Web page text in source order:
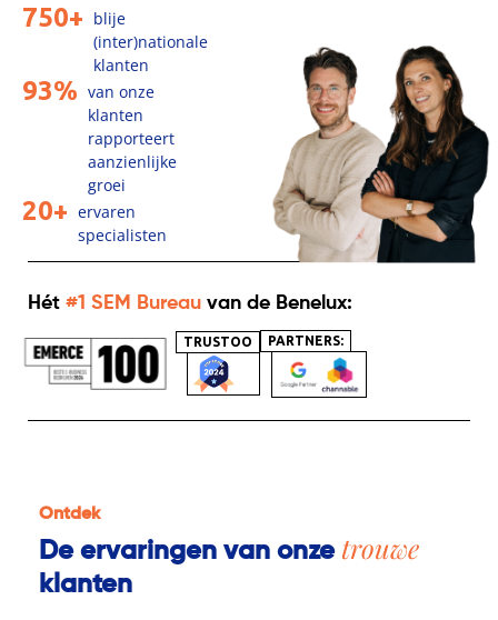
750+ blije
(inter)nationale
klanten
93% van onze
klanten
rapporteert
aanzienlijke
groei
20+ ervaren
specialisten
Hét #1 SEM Bureau van de Benelux:
TRUSTOO PARTNERS:
Ontdek
De ervaringen van onze trouwe
klanten